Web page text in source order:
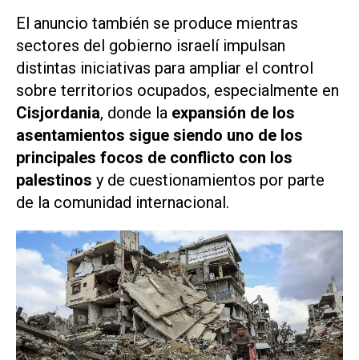
El anuncio también se produce mientras
sectores del gobierno israelí impulsan
distintas iniciativas para ampliar el control
sobre territorios ocupados, especialmente en
Cisjordania, donde la expansión de los
asentamientos sigue siendo uno de los
principales focos de conflicto con los
palestinos y de cuestionamientos por parte
de la comunidad internacional.